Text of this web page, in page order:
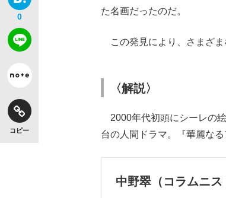
0
コピー
た名画だったのだ。
この発見により、さまざま
〈解説〉
2000年代初頭にシーレの
台の人間ドラマ。『華麗な
中野翠（コラムニス